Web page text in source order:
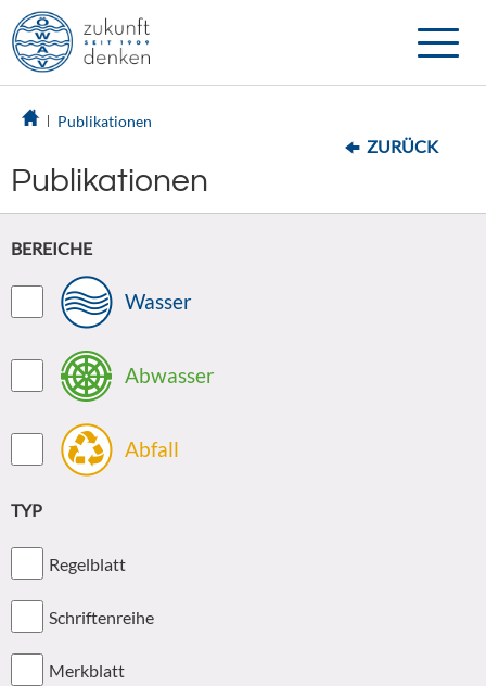
Toggle
Publikationen
ZURÜCK
Publikationen
BEREICHE
Wasser
Abwasser
Abfall
TYP
Regelblatt
Schriftenreihe
Merkblatt